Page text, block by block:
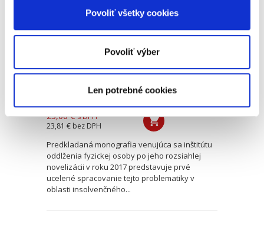
Povoliť všetky cookies
Povoliť výber
Len potrebné cookies
Jakub Dzimko
25,00 € s DPH
23,81 € bez DPH
Predkladaná monografia venujúca sa inštitútu
oddlženia fyzickej osoby po jeho rozsiahlej
novelizácii v roku 2017 predstavuje prvé
ucelené spracovanie tejto problematiky v
oblasti insolvenčného...